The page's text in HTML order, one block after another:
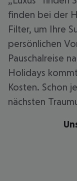
finden bei der
Filter, um Ihre
persönlichen
Pauschalreise
Holidays
Kosten. Schon
nächsten